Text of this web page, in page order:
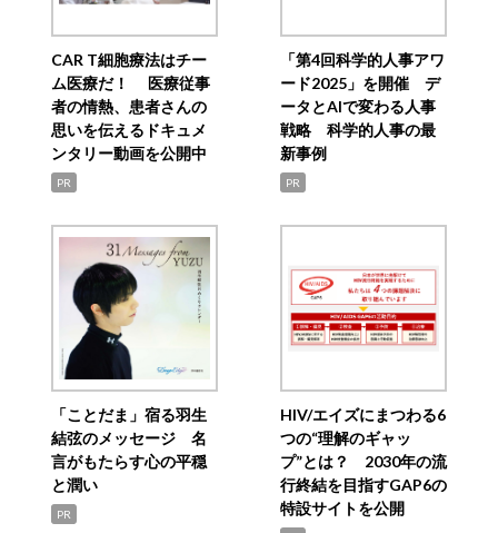
CAR T細胞療法はチー
ム医療だ！ 医療従事
者の情熱、患者さんの
思いを伝えるドキュメ
ンタリー動画を公開中
PR
「第4回科学的人事アワ
ード2025」を開催 デ
ータとAIで変わる人事
戦略 科学的人事の最
新事例
PR
「ことだま」宿る羽生
結弦のメッセージ 名
言がもたらす心の平穏
と潤い
PR
HIV/エイズにまつわる6
つの“理解のギャッ
プ”とは？ 2030年の流
行終結を目指すGAP6の
特設サイトを公開